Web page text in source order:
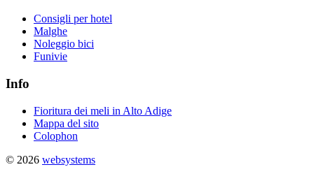
Consigli per hotel
Malghe
Noleggio bici
Funivie
Info
Fioritura dei meli in Alto Adige
Mappa del sito
Colophon
© 2026 websystems